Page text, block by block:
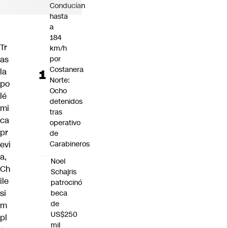
Tr
as
la
po
lé
mi
ca
pr
evi
a,
Ch
ile
si
m
pl
Conducían
hasta
a
184
km/h
por
Costanera
Norte:
Ocho
detenidos
tras
operativo
de
Carabineros
Noel
Schajris
patrocinó
beca
de
US$250
mil